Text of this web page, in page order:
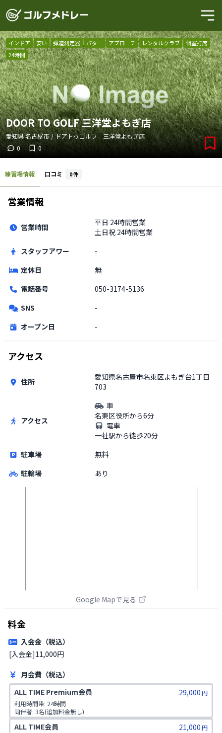
インドア 安い 弾道測定器 パター アプローチ レンタルクラブ
個室打席
24時間
DOOR TO GOLF 三洋堂よもぎ店
愛知県名古屋市 / ドアトゥゴルフ 三洋堂よもぎ店
0
0
練習場情報 口コミ 0件
営業情報
営業時間 平日 24時間営業
土日祝 24時間営業
スタッフアワー
-
定休日
無
電話番号
050-3174-5136
SNS
-
オープン日
-
アクセス
住所
愛知県名古屋市名東区よもぎ台1丁目
703
アクセス
車
名東区役所から6分
電車
一社駅から徒歩20分
駐車場
無料
駐輪場
あり
Google Mapで見る
料金
入会金（税込）
[入会金]11,000円
月会費（税込）
ALL TIME Premium会員
29,000円
利用時間帯: 24時間
同伴者: 3名(追加料金無し)
予約保有数: 2枠
一日予約上限: 2枠(最大2時間40分)
ALL TIME会員 21,000円